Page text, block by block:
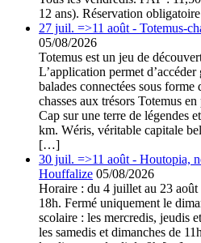
12 ans). Réservation
27 juil. =>11 août - Totemus-
05/08/2026
Totemus est un jeu de
L’application permet
balades connectées sous forme
chasses aux trésors Totemus
Cap sur une terre de légendes
km. Wéris, véritable capitale
[…]
30 juil. =>11 août - Houtopia,
Houffalize 05/08/2026
Horaire : du 4 juillet au 23
18h. Fermé uniquement le
scolaire : les mercredis, jeudis
les samedis et dimanches de